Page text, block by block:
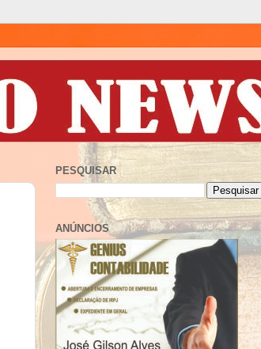
PESQUISAR
ANÚNCIOS